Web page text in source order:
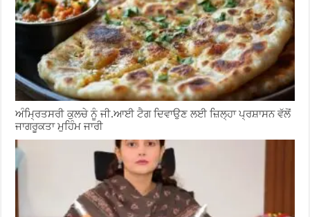
ਅੰਮ੍ਰਿਤਸਰੀ ਕੁਲਚੇ ਨੂੰ ਜੀ.ਆਈ ਟੈਗ ਦਿਵਾਉਣ ਲਈ ਜ਼ਿਲ੍ਹਾ ਪ੍ਰਸ਼ਾਸਨ ਵੱਲੋਂ
ਜਾਗਰੂਕਤਾ ਮੁਹਿੰਮ ਜਾਰੀ